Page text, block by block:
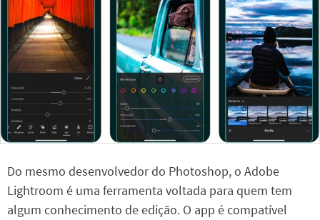
Do mesmo desenvolvedor do Photoshop, o Adobe
Lightroom é uma ferramenta voltada para quem tem
algum conhecimento de edição. O app é compatível